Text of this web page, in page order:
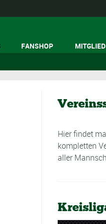
FANSHOP
Hier findet
kompletten
aller